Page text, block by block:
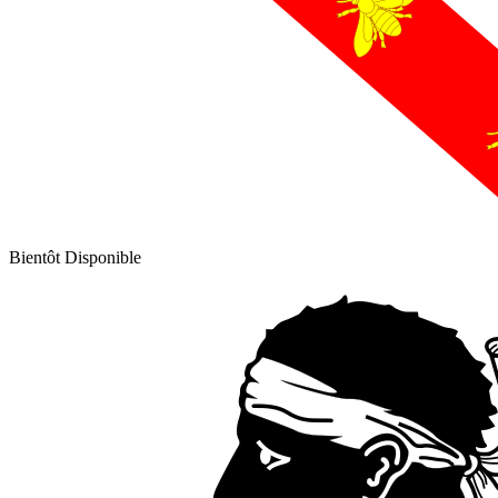
Bientôt Disponible